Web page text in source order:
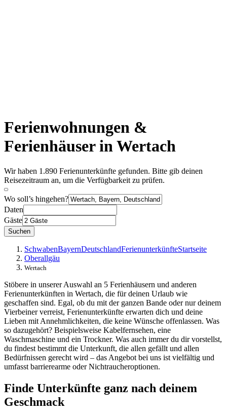
Ferienwohnungen &
Ferienhäuser in Wertach
Wir haben 1.890 Ferienunterkünfte gefunden. Bitte gib deinen
Reisezeitraum an, um die Verfügbarkeit zu prüfen.
Wo soll’s hingehen?
Daten
Gäste
Suchen
SchwabenBayernDeutschlandFerienunterkünfteStartseite
Oberallgäu
Wertach
Stöbere in unserer Auswahl an 5 Ferienhäusern und anderen
Ferienunterkünften in Wertach, die für deinen Urlaub wie
geschaffen sind. Egal, ob du mit der ganzen Bande oder nur deinem
Vierbeiner verreist, Ferienunterkünfte erwarten dich und deine
Lieben mit Annehmlichkeiten, die keine Wünsche offenlassen. Was
so dazugehört? Beispielsweise Kabelfernsehen, eine
Waschmaschine und ein Trockner. Was auch immer du dir vorstellst,
du findest bestimmt die Unterkunft, die allen gefällt und allen
Bedürfnissen gerecht wird – das Angebot bei uns ist vielfältig und
umfasst barrierearme oder Nichtraucheroptionen.
Finde Unterkünfte ganz nach deinem
Geschmack